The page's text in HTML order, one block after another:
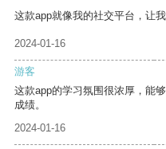
这款app就像我的社交平台，让
2024-01-16
游客
这款app的学习氛围很浓厚，能
成绩。
2024-01-16